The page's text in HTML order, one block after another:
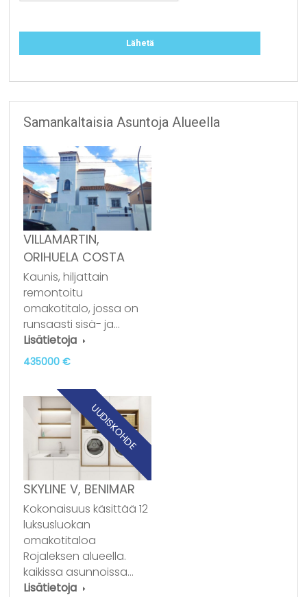
Samankaltaisia Asuntoja Alueella
VILLAMARTIN,
ORIHUELA COSTA
Kaunis, hiljattain
remontoitu
omakotitalo, jossa on
runsaasti sisä- ja…
Lisätietoja
435000 €
UUDISKOHDE
SKYLINE V, BENIMAR
Kokonaisuus käsittää 12
luksusluokan
omakotitaloa
Rojaleksen alueella.
kaikissa asunnoissa…
Lisätietoja